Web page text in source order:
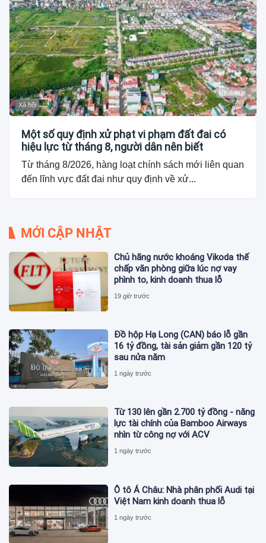
Xã hội
Một số quy định xử phạt vi phạm đất đai có
hiệu lực từ tháng 8, người dân nên biết
Từ tháng 8/2026, hàng loạt chính sách mới liên quan
đến lĩnh vực đất đai như quy định về xử...
MỚI CẬP NHẬT
Chủ hãng nước khoáng Vikoda thế
chấp văn phòng giữa lúc nợ vay
phình to, kinh doanh thua lỗ
19 giờ trước
Đồ hộp Hạ Long (CAN) báo lỗ gần
16 tỷ đồng, tài sản giảm gần 120 tỷ
sau nửa năm
1 ngày trước
Từ 130 lên gần 2.700 tỷ đồng - năng
lực tài chính của Bamboo Airways
nhìn từ công nợ với ACV
1 ngày trước
Ô tô Á Châu: Nhà phân phối Audi tại
Việt Nam kinh doanh thua lỗ
1 ngày trước